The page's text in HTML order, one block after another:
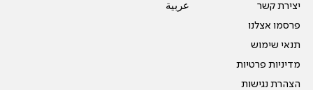
יצירת קשר
פרסמו אצלנו
תנאי שימוש
מדיניות פרטיות
הצהרת נגישות
عربية